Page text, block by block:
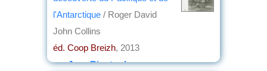
l'Antarctique / Roger David
John Collins
éd. Coop Breizh, 2013
parJean Rigotard